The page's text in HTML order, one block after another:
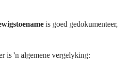
is goed gedokumenteer,
is 'n algemene vergelyking: